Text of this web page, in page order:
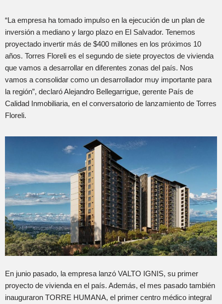
“La empresa ha tomado impulso en la ejecución de un plan de
inversión a mediano y largo plazo en El Salvador. Tenemos
proyectado invertir más de $400 millones en los próximos 10
años. Torres Floreli es el segundo de siete proyectos de vivienda
que vamos a desarrollar en diferentes zonas del país. Nos
vamos a consolidar como un desarrollador muy importante para
la región”, declaró Alejandro Bellegarrigue, gerente País de
Calidad Inmobiliaria, en el conversatorio de lanzamiento de Torres
Floreli.
En junio pasado, la empresa lanzó VALTO IGNIS, su primer
proyecto de vivienda en el país. Además, el mes pasado también
inauguraron TORRE HUMANA, el primer centro médico integral